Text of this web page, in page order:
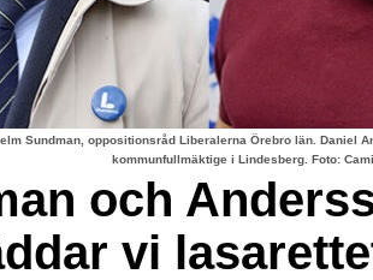
Sundman, oppositionsråd Liberalerna Örebro län. Daniel
kommunfullmäktige i Lindesberg. Foto:
och
vi